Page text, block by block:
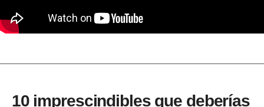
10 imprescindibles que deberías